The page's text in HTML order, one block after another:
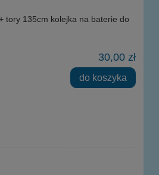
tory 135cm kolejka na baterie do
30,00 zł
do koszyka